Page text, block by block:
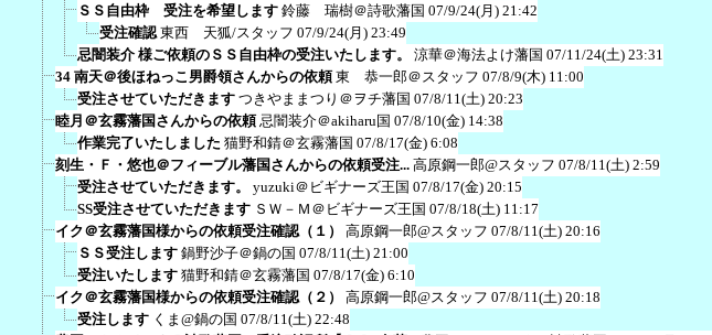
ＳＳ自由枠 受注を希望します 鈴藤 瑞樹＠詩歌藩国 07/9/24(月) 21:42
受注確認 東西 天狐/スタッフ 07/9/24(月) 23:49
忌闇装介 様ご依頼のＳＳ自由枠の受注いたします。
涼華＠海法よけ藩国 07/11/24(土) 23:31
34 南天＠後ほねっこ男爵領さんからの依頼 東 恭一郎＠スタッフ 07/8/9(木) 11:00
受注させていただきます つきやままつり＠ヲチ藩国 07/8/11(土) 20:23
睦月＠玄霧藩国さんからの依頼 忌闇装介＠akiharu国 07/8/10(金) 14:38
作業完了いたしました 猫野和錆＠玄霧藩国 07/8/17(金) 6:08
刻生・Ｆ・悠也＠フィーブル藩国さんからの依頼受注... 高原鋼一郎@スタッフ 07/8/11(土) 2:59
受注させていただきます。
yuzuki＠ビギナーズ王国 07/8/17(金) 20:15
SS受注させていただきます ＳＷ－Ｍ＠ビギナーズ王国 07/8/18(土) 11:17
イク＠玄霧藩国様からの依頼受注確認（１）
高原鋼一郎@スタッフ 07/8/11(土) 20:16
ＳＳ受注します 鍋野沙子＠鍋の国 07/8/11(土) 21:00
受注いたします 猫野和錆＠玄霧藩国 07/8/17(金) 6:10
イク＠玄霧藩国様からの依頼受注確認（２）
高原鋼一郎@スタッフ 07/8/11(土) 20:18
受注します くま@鍋の国 07/8/11(土) 22:48